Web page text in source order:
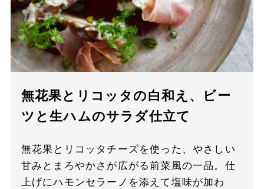
無花果とリコッタの白和え、ビー
ツと生ハムのサラダ仕立て
無花果とリコッタチーズを使った、やさしい
甘みとまろやかさが広がる前菜風の一品。仕
上げにハモンセラーノを添えて塩味が加わ